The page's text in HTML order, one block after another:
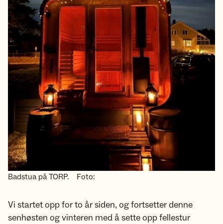
Badstua på TORP. Foto:
Vi startet opp for to år siden, og fortsetter denne
senhøsten og vinteren med å sette opp fellestur